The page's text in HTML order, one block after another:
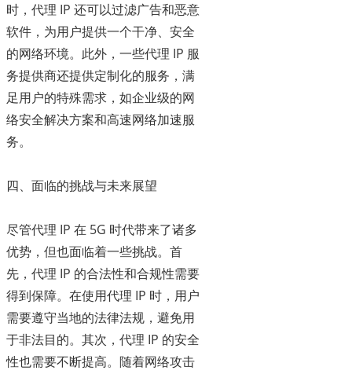
时，代理 IP 还可以过滤广告和恶意
软件，为用户提供一个干净、安全
的网络环境。此外，一些代理 IP 服
务提供商还提供定制化的服务，满
足用户的特殊需求，如企业级的网
络安全解决方案和高速网络加速服
务。
四、面临的挑战与未来展望
尽管代理 IP 在 5G 时代带来了诸多
优势，但也面临着一些挑战。首
先，代理 IP 的合法性和合规性需要
得到保障。在使用代理 IP 时，用户
需要遵守当地的法律法规，避免用
于非法目的。其次，代理 IP 的安全
性也需要不断提高。随着网络攻击